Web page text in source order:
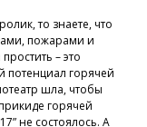
то знаете, что
пожарами и
– это
горячей
шла, чтобы
горячей
не состоялось. А